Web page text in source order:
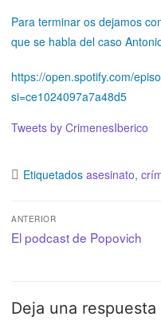
Para terminar os dejamos
que se habla del caso
https://open.spotify.com/
si=ce1024097a7a48d5
Tweets by CrimenesIberico
Etiquetados asesinato,
ANTERIOR
El podcast de Popovich
Deja una respuesta